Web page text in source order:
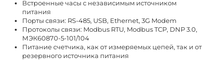
Встроенные часы с независимым источником
питания
Порты связи: RS-485, USB, Ethernet, 3G Modem
Протоколы связи: Modbus RTU, Modbus TCP, DNP 3.0,
МЭК60870-5-101/104
Питание счетчика, как от измеряемых цепей, так и от
резервного источника питания